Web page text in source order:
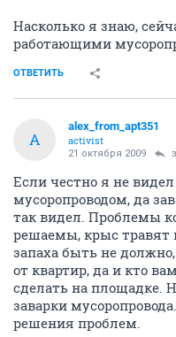
Насколько я знаю,
работающими
ОТВЕТИТЬ
A
alex_from_apt351
activist
21 октября 2009
Если честно я не
мусоропроводом, да
так видел. Проблемы
решаемы, крыс травят
запаха быть не
от квартир, да и кто
сделать на площадке.
заварки
решения проблем.